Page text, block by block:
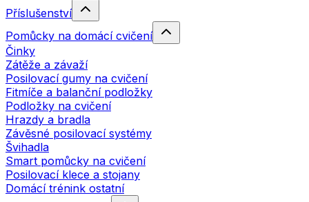
Příslušenství
Pomůcky na domácí cvičení
Činky
Zátěže a závaží
Posilovací gumy na cvičení
Fitmíče a balanční podložky
Podložky na cvičení
Hrazdy a bradla
Závěsné posilovací systémy
Švihadla
Smart pomůcky na cvičení
Posilovací klece a stojany
Domácí trénink ostatní